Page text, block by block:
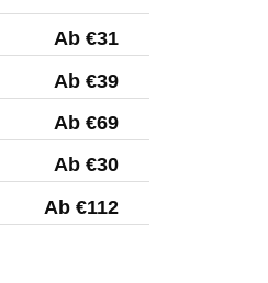
Ab €31
Ab €39
Ab €69
Ab €30
Ab €112